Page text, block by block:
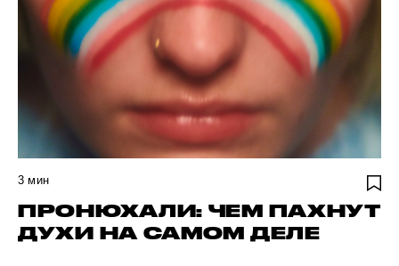
3 мин
ПРОНЮХАЛИ: ЧЕМ ПАХНУТ
ДУХИ НА САМОМ ДЕЛЕ